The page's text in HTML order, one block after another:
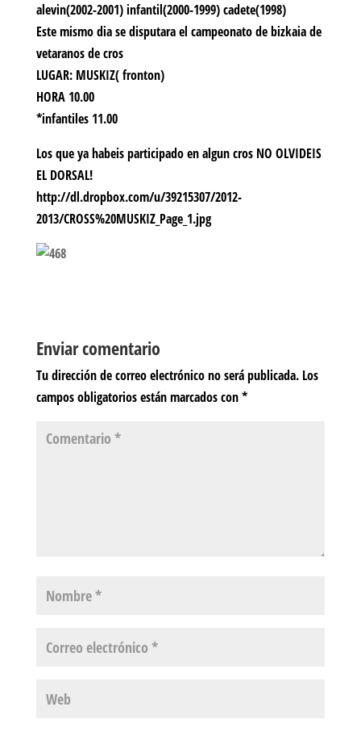
alevin(2002-2001) infantil(2000-1999) cadete(1998)
Este mismo dia se disputara el campeonato de bizkaia de
vetaranos de cros
LUGAR: MUSKIZ( fronton)
HORA 10.00
*infantiles 11.00
Los que ya habeis participado en algun cros NO OLVIDEIS
EL DORSAL!
http://dl.dropbox.com/u/39215307/2012-
2013/CROSS%20MUSKIZ_Page_1.jpg
Enviar comentario
Tu dirección de correo electrónico no será publicada. Los
campos obligatorios están marcados con*